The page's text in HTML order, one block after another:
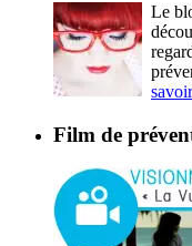
Le
Film de